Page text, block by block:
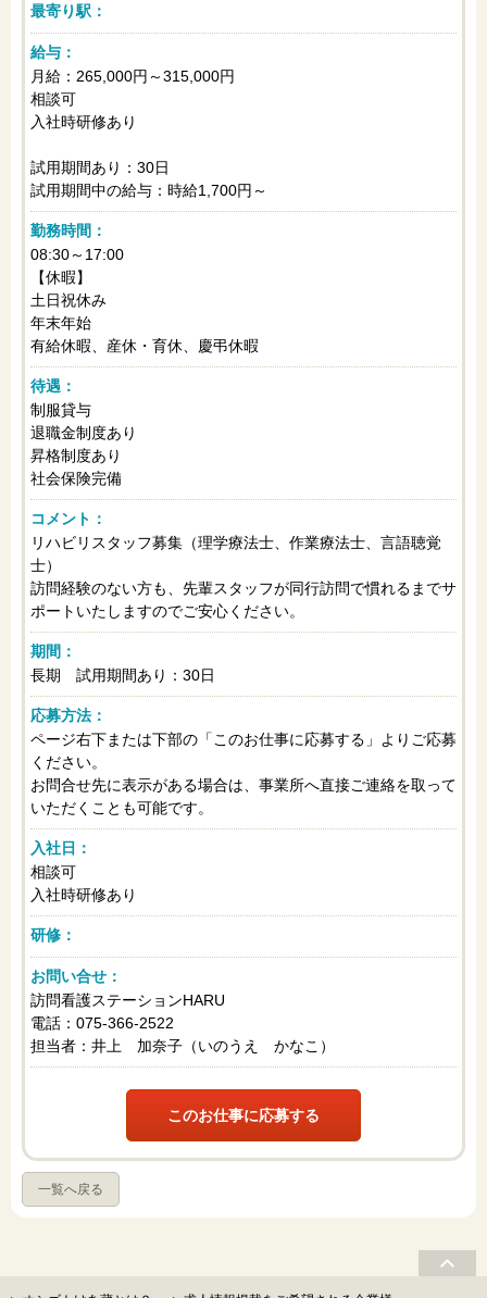
最寄り駅：
給与：
月給：265,000円～315,000円
相談可
入社時研修あり
試用期間あり：30日
試用期間中の給与：時給1,700円～
勤務時間：
08:30～17:00
【休暇】
土日祝休み
年末年始
有給休暇、産休・育休、慶弔休暇
待遇：
制服貸与
退職金制度あり
昇格制度あり
社会保険完備
コメント：
リハビリスタッフ募集（理学療法士、作業療法士、言語聴覚
士）
訪問経験のない方も、先輩スタッフが同行訪問で慣れるまでサ
ポートいたしますのでご安心ください。
期間：
長期 試用期間あり：30日
応募方法：
ページ右下または下部の「このお仕事に応募する」よりご応募
ください。
お問合せ先に表示がある場合は、事業所へ直接ご連絡を取って
いただくことも可能です。
入社日：
相談可
入社時研修あり
研修：
お問い合せ：
訪問看護ステーションHARU
電話：075-366-2522
担当者：井上 加奈子（いのうえ かなこ）
このお仕事に応募する
一覧へ戻る